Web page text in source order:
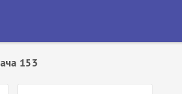
153